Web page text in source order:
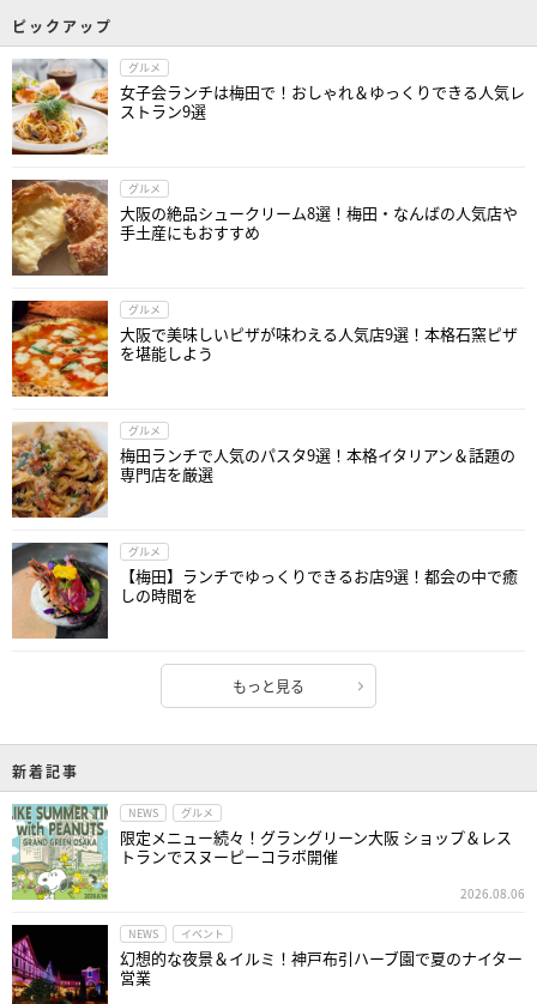
ピックアップ
グルメ
女子会ランチは梅田で！おしゃれ＆ゆっくりできる人気レ
ストラン9選
グルメ
大阪の絶品シュークリーム8選！梅田・なんばの人気店や
手土産にもおすすめ
グルメ
大阪で美味しいピザが味わえる人気店9選！本格石窯ピザ
を堪能しよう
グルメ
梅田ランチで人気のパスタ9選！本格イタリアン＆話題の
専門店を厳選
グルメ
【梅田】ランチでゆっくりできるお店9選！都会の中で癒
しの時間を
もっと見る
新着記事
NEWS グルメ
限定メニュー続々！グラングリーン大阪 ショップ＆レス
トランでスヌーピーコラボ開催
2026.08.06
NEWS イベント
幻想的な夜景＆イルミ！神戸布引ハーブ園で夏のナイター
営業